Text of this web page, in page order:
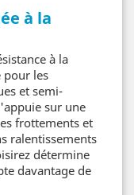
à la
à la
pour les
et semi-
sur une
frottements et
ralentissements
détermine
davantage de